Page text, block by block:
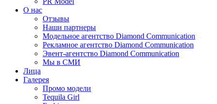
О нас
Отзывы
Наши партнеры
Модельное агентство Diamond Communication
Рекламное агентство Diamond Communication
Эвент-агентство Diamond Communication
Мы в СМИ
Лица
Галерея
Промо модели
Tequila Girl